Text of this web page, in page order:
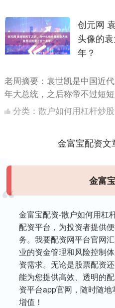
创元网
头像的
年？
老周摘要：袁世凯是中国近
年大总统，之后称帝不过短
史上笑柄，但是为什么他死
流通了四十....
分类： 散户如何用杠杆炒股
金富宝配资文
金富
金富宝配资-散户如何用杠
配资平台，为投资者提供
务。我要配资网平台官网
业的资金管理和风险控制
资需求。无论是股票配资
能为您提供高效、透明的
资平台app官网，随时随
增值！